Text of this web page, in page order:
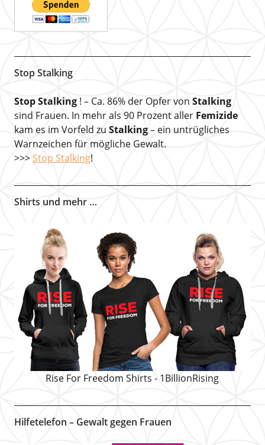
Stop Stalking
Stop Stalking! – Ca. 86% der Opfer von Stalking
sind Frauen. In mehr als 90 Prozent aller Femizide
kam es im Vorfeld zu Stalking– ein untrügliches
Warnzeichen für mögliche Gewalt.
>>>Stop Stalking!
Shirts und mehr …
Rise For Freedom Shirts - 1BillionRising
Hilfetelefon – Gewalt gegen Frauen